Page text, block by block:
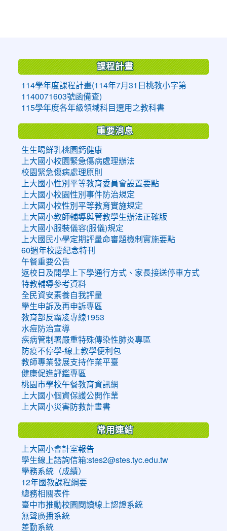
課程計畫
114學年度課程計畫(114年7月31日桃教小字第
1140071603號函備查)
115學年度各年級領域科目選用之教科書
重要消息
生生喝鮮乳桃園鈣健康
上大國小校園緊急傷病處理辦法
校園緊急傷病處理原則
上大國小性別平等教育委員會設置要點
上大國小校園性別事件防治規定
上大國小校性別平等教育實施規定
上大國小教師輔導與管教學生辦法正確版
上大國小服裝儀容(服儀)規定
上大國民小學定期評量命審題機制實施要點
60週年校慶紀念特刊
午餐重要公告
返校日及開學上下學通行方式、家長接送停車方式
特教輔導參考資料
全民資安素養自我評量
學生申訴及再申訴專區
教育部反霸凌專線1953
水痘防治宣導
疾病管制署嚴重特殊傳染性肺炎專區
防疫不停學-線上教學便利包
教師專業發展支持作業平臺
健康促進評鑑專區
桃園市學校午餐教育資訊網
上大國小個資保護公開作業
上大國小災害防救計畫書
常用連結
上大國小會計室報告
學生線上諮詢信箱:stes2@stes.tyc.edu.tw
學務系統（成績）
12年國教課程綱要
總務相關表件
臺中市推動校園閱讀線上認證系統
無聲廣播系統
差勤系統